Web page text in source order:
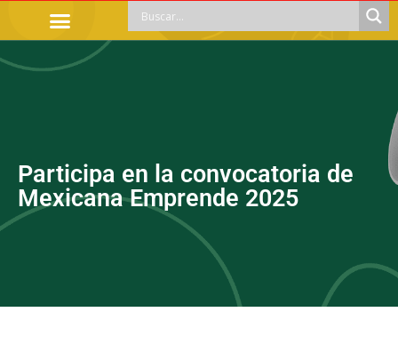
Participa en la convocatoria de
Mexicana Emprende 2025